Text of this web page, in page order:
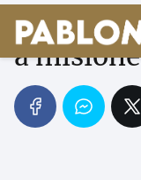
Carrera
a